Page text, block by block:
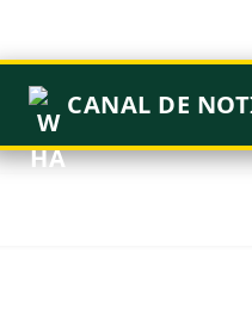
CANAL DE